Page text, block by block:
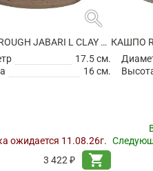
search
КАШПО ROUGH JABARI L CLAY WASHED
17.5 см.
16 см.
ожидается 11.08.26г.
3 422 ₽
shopping_cart